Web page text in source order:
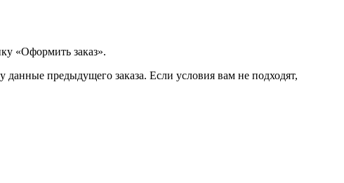
«Оформить заказ».
предыдущего заказа. Если условия вам не подходят,